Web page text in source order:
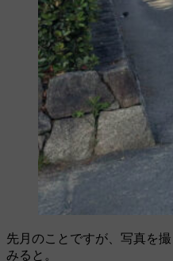
先月のことですが、写真を
みると。